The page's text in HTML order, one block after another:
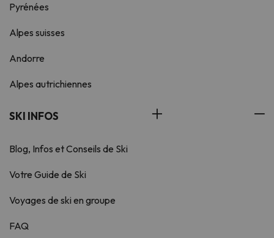
Pyrénées
Alpes suisses
Andorre
Alpes autrichiennes
SKI INFOS
Blog, Infos et Conseils de Ski
Votre Guide de Ski
Voyages de ski en groupe
FAQ